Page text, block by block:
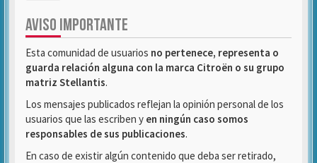
AVISO IMPORTANTE
Esta comunidad de usuarios no pertenece, representa o
guarda relación alguna con la marca Citroën o su grupo
matriz Stellantis.
Los mensajes publicados reflejan la opinión personal de los
usuarios que las escriben y en ningún caso somos
responsables de sus publicaciones.
En caso de existir algún contenido que deba ser retirado,